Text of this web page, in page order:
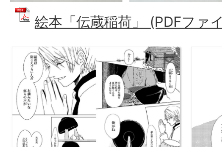
絵本「伝蔵稲荷」 (PDFファ